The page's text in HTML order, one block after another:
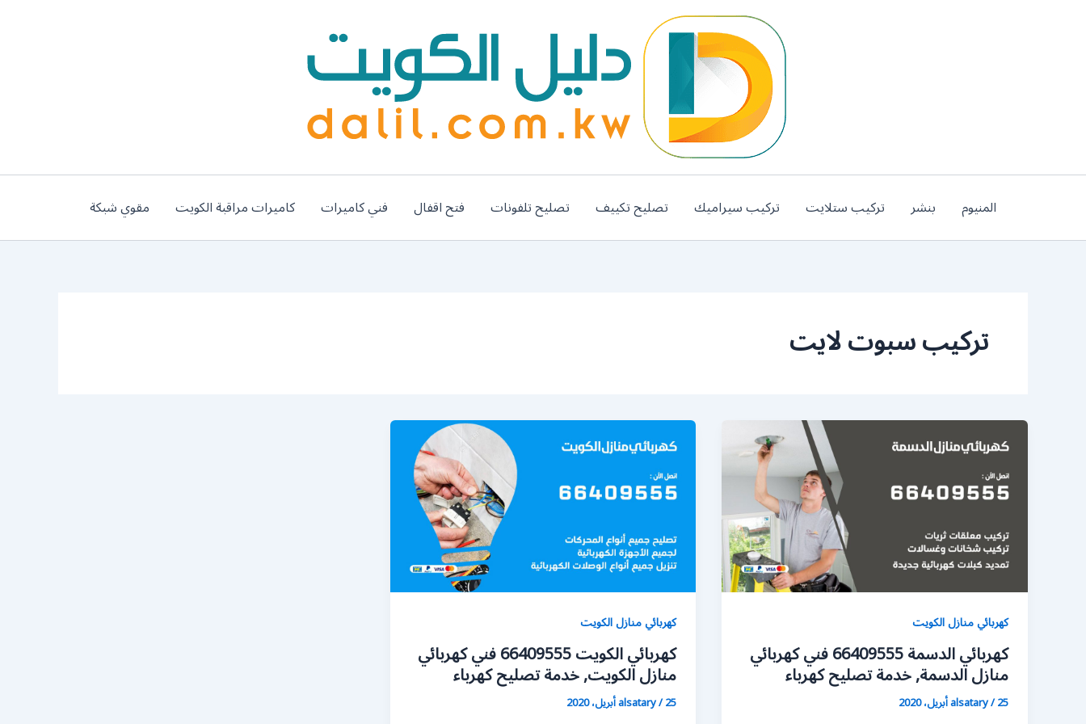
المنيوم بنشر تركيب ستلايت تركيب سيراميك تصليح تكييف تصليح تلفونات فتح اقفال فني كاميرات كاميرات مراقبة الكويت مقوي شبكة
تركيب سبوت لايت
كهربائي منازل الكويت
كهربائي الدسمة 66409555 فني كهربائي
منازل الدسمة, خدمة تصليح كهرباء
alsatary/25 أبريل، 2020
كهربائي منازل الكويت
كهربائي الكويت 66409555 فني كهربائي
منازل الكويت, خدمة تصليح كهرباء
alsatary/25 أبريل، 2020